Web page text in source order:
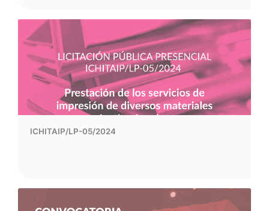
ICHITAIP/LP-05/2024